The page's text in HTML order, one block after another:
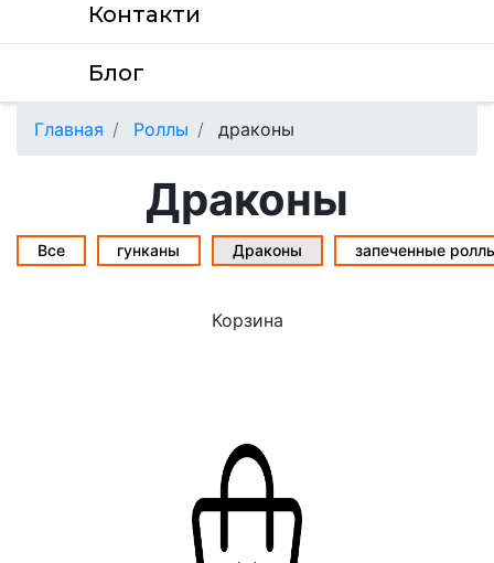
Контакти
Блог
Главная Роллы драконы
Драконы
Все гунканы Драконы запеченные
Корзина